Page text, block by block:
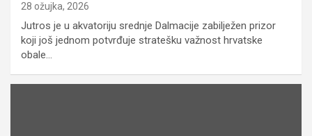
28 ožujka, 2026
Jutros je u akvatoriju srednje Dalmacije zabilježen prizor
koji još jednom potvrđuje stratešku važnost hrvatske
obale…